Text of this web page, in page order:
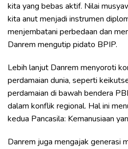
kita yang bebas aktif. Nilai
kita anut menjadi instrumen
menjembatani perbedaan dan
Danrem mengutip pidato BPIP.
Lebih lanjut Danrem menyoroti
perdamaian dunia, seperti
perdamaian di bawah bendera
dalam konflik regional. Hal ini
kedua Pancasila: Kemanusiaan
Danrem juga mengajak generasi